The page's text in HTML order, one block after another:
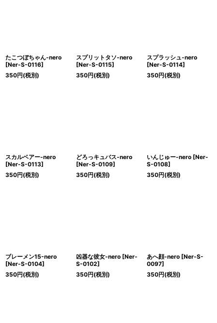
たこつぼちゃん-nero
[Ner-S-0116]
350円(税別)
スプリットタソ-nero
[Ner-S-0115]
350円(税別)
スプラッシュ-nero
[Ner-S-0114]
350円(税別)
スカルベアー-nero
[Ner-S-0113]
350円(税別)
どろっキュバス-nero
[Ner-S-0109]
350円(税別)
いんじゅー-nero [Ner-
S-0108]
350円(税別)
ブレーメン15-nero
[Ner-S-0104]
350円(税別)
凶器な彼女-nero [Ner-
S-0102]
350円(税別)
あへ顔-nero [Ner-S-
0097]
350円(税別)